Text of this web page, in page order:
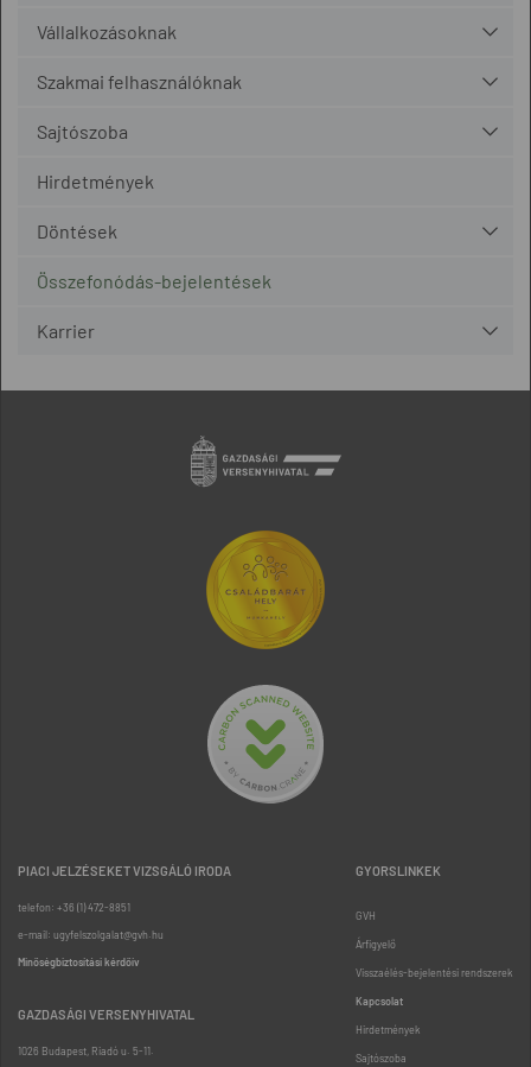
Vállalkozásoknak
Szakmai felhasználóknak
Sajtószoba
Hirdetmények
Döntések
Összefonódás-bejelentések
Karrier
PIACI JELZÉSEKET VIZSGÁLÓ IRODA
telefon: +36 (1) 472-8851
e-mail: ugyfelszolgalat@gvh.hu
Minőségbiztosítási kérdőív
GAZDASÁGI VERSENYHIVATAL
1026 Budapest, Riadó u. 5-11.
GYORSLINKEK
GVH
Árfigyelő
Visszaélés-bejelentési rendszerek
Kapcsolat
Hirdetmények
Sajtószoba